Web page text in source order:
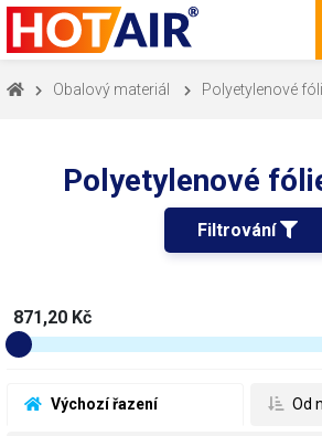
Obalový materiál Polyetylenové
Polyetylenové
Filtrování
Výchozí řazení Od
871,20 Kč